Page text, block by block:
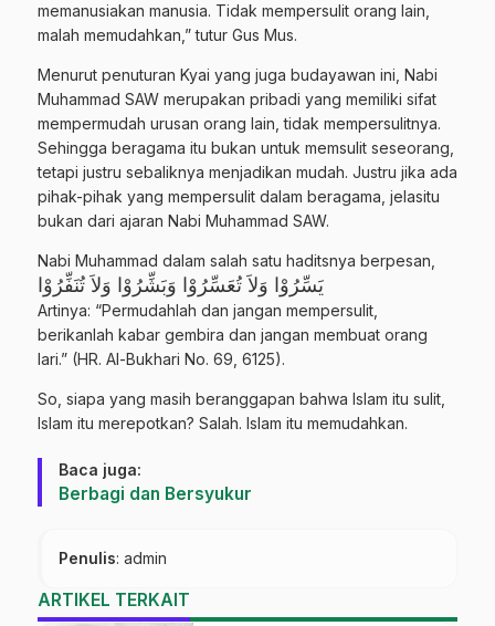
memanusiakan manusia. Tidak mempersulit orang lain,
malah memudahkan,” tutur Gus Mus.
Menurut penuturan Kyai yang juga budayawan ini, Nabi
Muhammad SAW merupakan pribadi yang memiliki sifat
mempermudah urusan orang lain, tidak mempersulitnya.
Sehingga beragama itu bukan untuk memsulit seseorang,
tetapi justru sebaliknya menjadikan mudah. Justru jika ada
pihak-pihak yang mempersulit dalam beragama, jelasitu
bukan dari ajaran Nabi Muhammad SAW.
Nabi Muhammad dalam salah satu haditsnya berpesan,
يَسِّرُوْا وَلاَ تُعَسِّرُوْا وَبَشِّرُوْا وَلاَ تُنَفِّرُوْا
Artinya: “Permudahlah dan jangan mempersulit,
berikanlah kabar gembira dan jangan membuat orang
lari.” (HR. Al-Bukhari No. 69, 6125).
So, siapa yang masih beranggapan bahwa Islam itu sulit,
Islam itu merepotkan? Salah. Islam itu memudahkan.
Baca juga:
Berbagi dan Bersyukur
Penulis: admin
ARTIKEL TERKAIT